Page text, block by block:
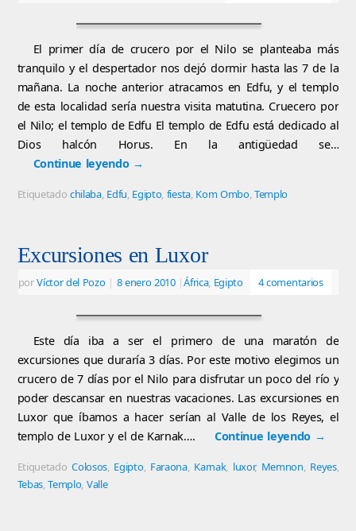
El primer día de crucero por el Nilo se planteaba más
tranquilo y el despertador nos dejó dormir hasta las 7 de la
mañana. La noche anterior atracamos en Edfu, y el templo
de esta localidad sería nuestra visita matutina. Cruecero por
el Nilo; el templo de Edfu El templo de Edfu está dedicado al
Dios halcón Horus. En la antigüedad se…
Continue leyendo →
Etiquetadochilaba, Edfu, Egipto, fiesta, Kom Ombo,Templo
Excursiones en Luxor
porVíctor del Pozo | 8 enero 2010 |África, Egipto 4 comentarios
Este día iba a ser el primero de una maratón de
excursiones que duraría 3 días. Por este motivo elegimos un
crucero de 7 días por el Nilo para disfrutar un poco del río y
poder descansar en nuestras vacaciones. Las excursiones en
Luxor que íbamos a hacer serían al Valle de los Reyes, el
templo de Luxor y el de Karnak….
Continue leyendo →
EtiquetadoColosos, Egipto, Faraona, Karnak, luxor, Memnon, Reyes,
Tebas,Templo, Valle